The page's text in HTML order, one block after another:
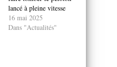
lancé à pleine vitesse
16 mai 2025
Dans "Actualités"